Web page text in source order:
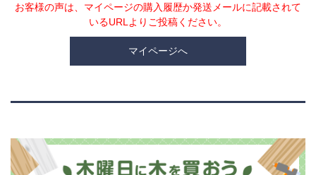
お客様の声は、マイページの購入履歴か発送メールに記載されて
いるURLよりご投稿ください。
マイページへ